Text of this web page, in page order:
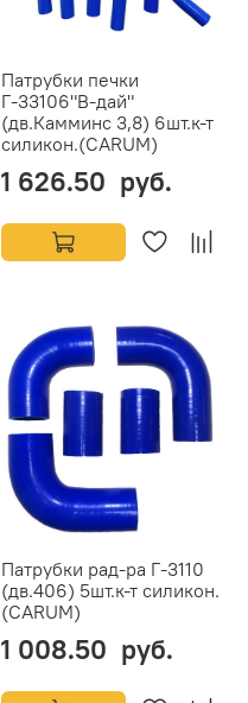
Патрубки печки
Г-33106"В-дай"
(дв.Камминс 3,8) 6шт.к-т
силикон.(CARUM)
1 626.50 руб.
Патрубки рад-ра Г-3110
(дв.406) 5шт.к-т силикон.
(CARUM)
1 008.50 руб.